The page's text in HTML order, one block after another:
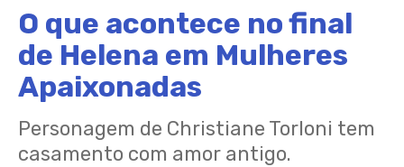
O que acontece no final
de Helena em Mulheres
Apaixonadas
Personagem de Christiane Torloni tem
casamento com amor antigo.